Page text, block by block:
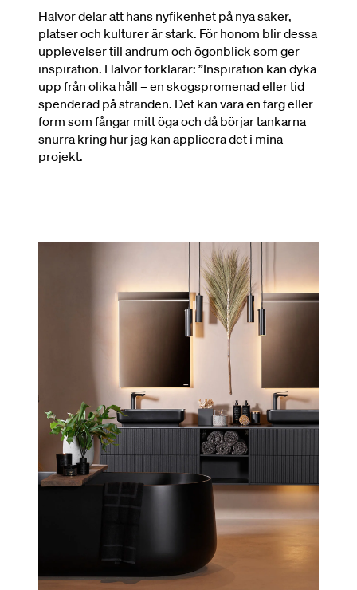
Halvor delar att hans nyfikenhet på nya saker,
platser och kulturer är stark. För honom blir dessa
upplevelser till andrum och ögonblick som ger
inspiration. Halvor förklarar: ”Inspiration kan dyka
upp från olika håll – en skogspromenad eller tid
spenderad på stranden. Det kan vara en färg eller
form som fångar mitt öga och då börjar tankarna
snurra kring hur jag kan applicera det i mina
projekt.